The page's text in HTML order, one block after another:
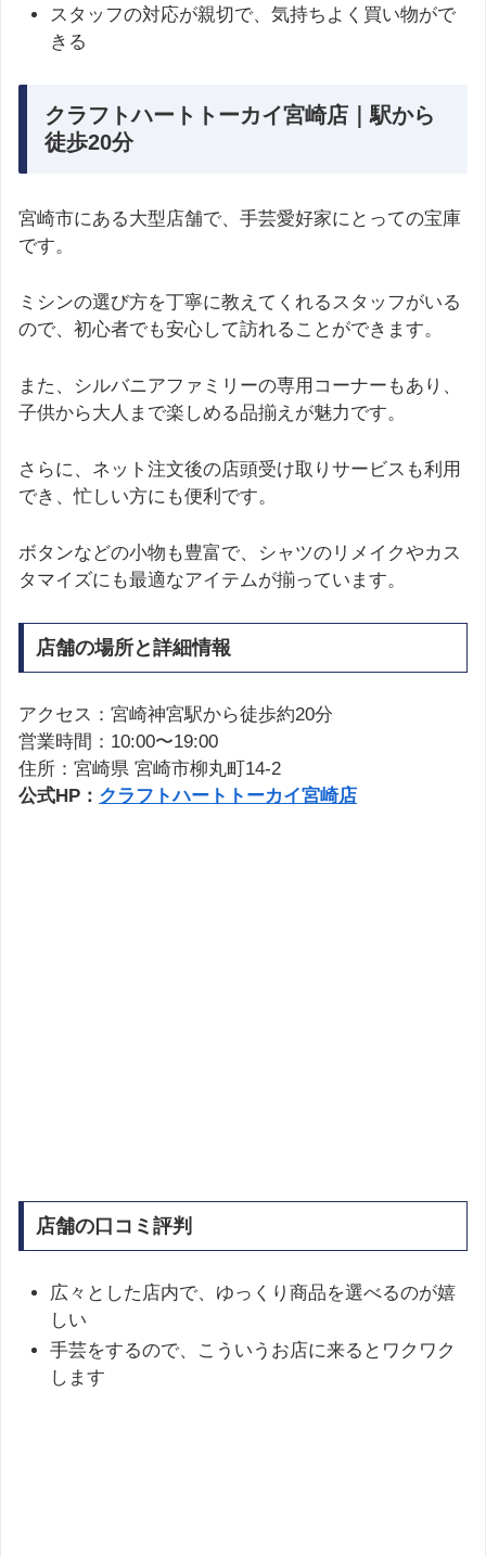
スタッフの対応が親切で、気持ちよく買い物がで
きる
クラフトハートトーカイ宮崎店｜駅から
徒歩20分
宮崎市にある大型店舗で、手芸愛好家にとっての宝庫
です。
ミシンの選び方を丁寧に教えてくれるスタッフがいる
ので、初心者でも安心して訪れることができます。
また、シルバニアファミリーの専用コーナーもあり、
子供から大人まで楽しめる品揃えが魅力です。
さらに、ネット注文後の店頭受け取りサービスも利用
でき、忙しい方にも便利です。
ボタンなどの小物も豊富で、シャツのリメイクやカス
タマイズにも最適なアイテムが揃っています。
店舗の場所と詳細情報
アクセス：宮崎神宮駅から徒歩約20分
営業時間：10:00〜19:00
住所：宮崎県 宮崎市柳丸町14-2
公式HP： クラフトハートトーカイ宮崎店
店舗の口コミ評判
広々とした店内で、ゆっくり商品を選べるのが嬉
しい
手芸をするので、こういうお店に来るとワクワク
します